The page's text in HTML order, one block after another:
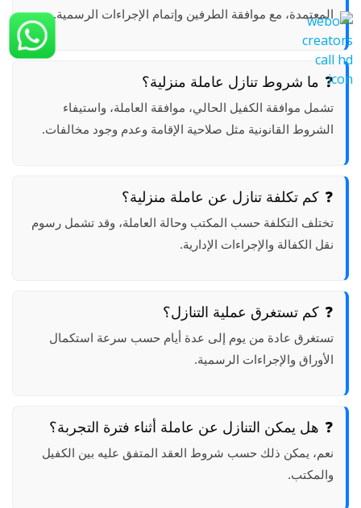
المعتمدة، مع موافقة الطرفين وإتمام الإجراءات الرسمية.
ما شروط تنازل عاملة منزلية؟
تشمل موافقة الكفيل الحالي، موافقة العاملة، واستيفاء
الشروط القانونية مثل صلاحية الإقامة وعدم وجود مخالفات.
كم تكلفة تنازل عن عاملة منزلية؟
تختلف التكلفة حسب المكتب وحالة العاملة، وقد تشمل رسوم
نقل الكفالة والإجراءات الإدارية.
كم تستغرق عملية التنازل؟
تستغرق عادة من يوم إلى عدة أيام حسب سرعة استكمال
الأوراق والإجراءات الرسمية.
هل يمكن التنازل عن عاملة أثناء فترة التجربة؟
نعم، يمكن ذلك حسب شروط العقد المتفق عليه بين الكفيل
والمكتب.